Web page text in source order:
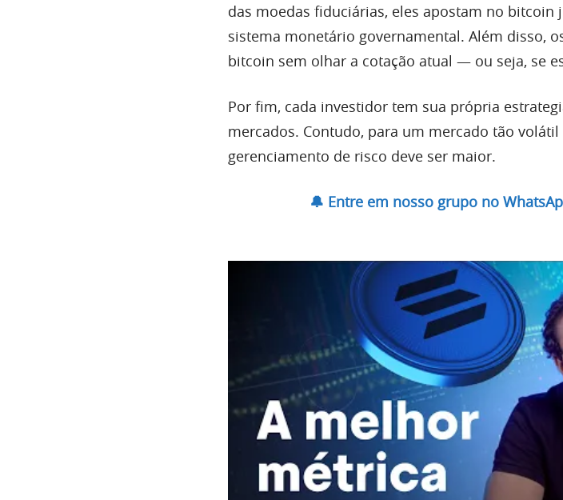
das moedas fiduciárias, eles apostam no bitcoin
sistema monetário governamental. Além disso,
bitcoin sem olhar a cotação atual — ou seja, se
Por fim, cada investidor tem sua própria
mercados. Contudo, para um mercado tão
gerenciamento de risco deve ser maior.
🔔 Entre em nosso grupo no